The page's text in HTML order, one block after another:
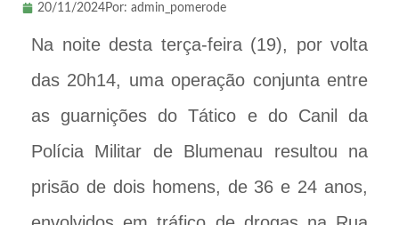
20/11/2024Por: admin_pomerode
Na noite desta terça-feira (19), por volta
das 20h14, uma operação conjunta entre
as guarnições do Tático e do Canil da
Polícia Militar de Blumenau resultou na
prisão de dois homens, de 36 e 24 anos,